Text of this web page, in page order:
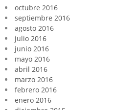
octubre 2016
septiembre 2016
agosto 2016
julio 2016
junio 2016
mayo 2016
abril 2016
marzo 2016
febrero 2016
enero 2016